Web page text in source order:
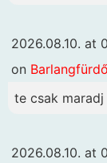
2026.08.10. at
on
te csak maradj
2026.08.10. at